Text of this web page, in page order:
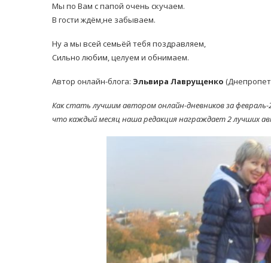
Мы по Вам с папой очень скучаем.
В гости ждём,не забываем.
Ну а мы всей семьёй тебя поздравляем,
Сильно любим, целуем и обнимаем.
Автор онлайн-блога: Эльвира Лаврущенко
Как стать лучшим автором онлайн-дневников за
что каждый месяц наша редакция награждает 2 лучших